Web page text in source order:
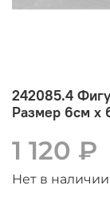
242085.4
Размер 6см х
1 120 ₽
Нет в наличии